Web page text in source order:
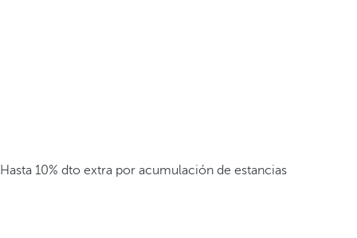
Hasta 10% dto extra por acumulación de estancias